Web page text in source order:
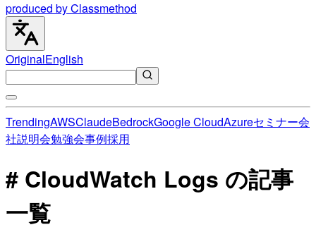
produced by Classmethod
OriginalEnglish
TrendingAWSClaudeBedrockGoogle CloudAzureセミナー会
社説明会勉強会事例採用
# CloudWatch Logs の記事
一覧